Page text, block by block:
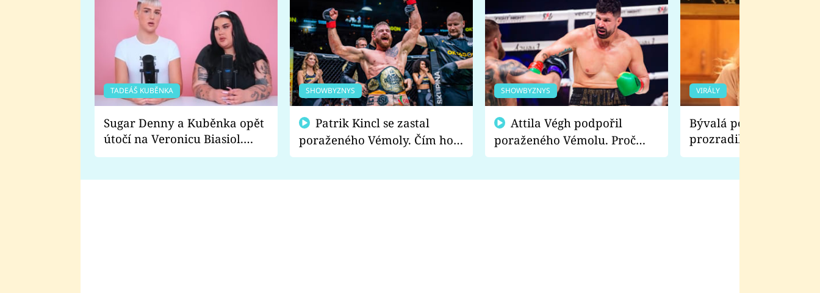
TADEÁŠ KUBĚNKA
Sugar Denny a Kuběnka opět
útočí na Veronicu Biasiol.
Proč je podle nich falešná a
SHOWBYZNYS
poraženého Vémoly. Čím ho
fanoušci naštvali?
SHOWBYZNYS
poraženého Vémolu. Proč
chce raději zápasit s ním než
VIRÁLY
Bývalá pornoherečka
prozradila, co ji
natáčení Euforie.